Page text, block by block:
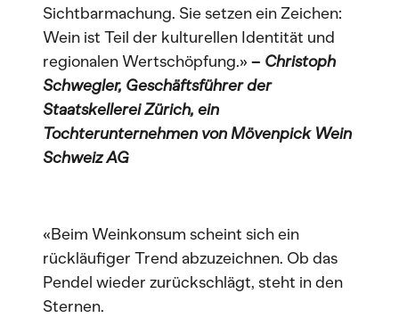
Sichtbarmachung. Sie setzen ein Zeichen:
Wein ist Teil der kulturellen Identität und
regionalen Wertschöpfung.» – Christoph
Schwegler, Geschäftsführer der
Staatskellerei Zürich, ein
Tochterunternehmen von Mövenpick Wein
Schweiz AG
«Beim Weinkonsum scheint sich ein
rückläufiger Trend abzuzeichnen. Ob das
Pendel wieder zurückschlägt, steht in den
Sternen.